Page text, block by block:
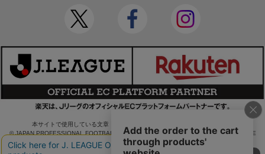
本サイトで使用している文章・画像等の無断での複製・転載を禁止します。
© JAPAN PROFESSIONAL FOOTBALL LEAGUE Rakuten Group, Inc. ALL RIGHTS RE
SERVED.